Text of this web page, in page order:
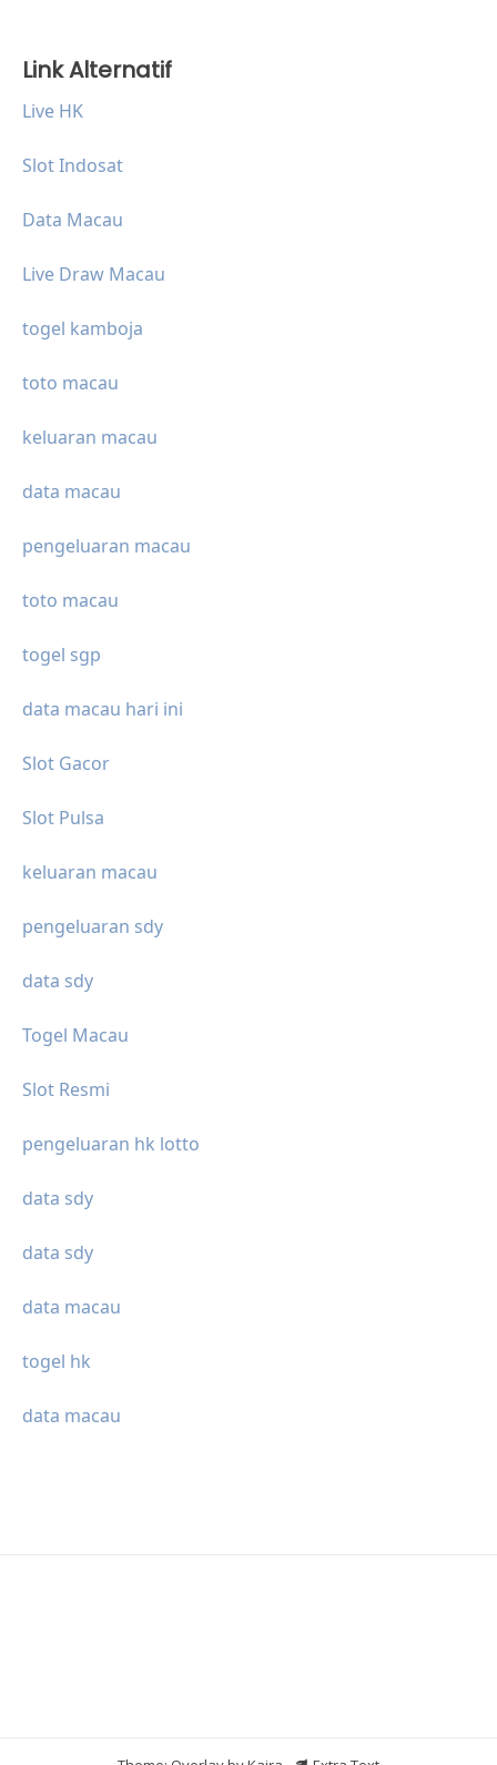
Link Alternatif
Live HK
Slot Indosat
Data Macau
Live Draw Macau
togel kamboja
toto macau
keluaran macau
data macau
pengeluaran macau
toto macau
togel sgp
data macau hari ini
Slot Gacor
Slot Pulsa
keluaran macau
pengeluaran sdy
data sdy
Togel Macau
Slot Resmi
pengeluaran hk lotto
data sdy
data sdy
data macau
togel hk
data macau